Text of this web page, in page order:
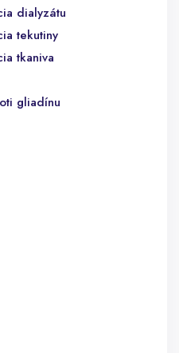
dialyzátu
tekutiny
tkaniva
gliadínu